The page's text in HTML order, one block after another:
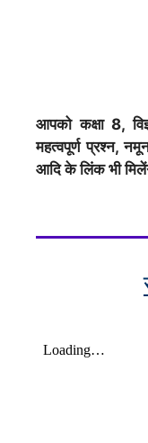
आपको कक्षा 8,
महत्वपूर्ण प्रश्न,
आदि के लिंक भी